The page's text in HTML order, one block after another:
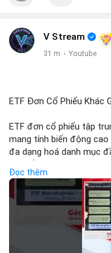
V Stream
31 m · Youtube
ETF Đơn Cổ Phiếu Khác
ETF đơn cổ phiếu tập
mang tính biến động
đa dạng hoá danh mục
sản và mức độ tiếp xúc
🎥 Xem video trực tiếp
Nguồn: Tài chính & Kinh
Đọc thêm